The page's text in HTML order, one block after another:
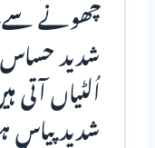
چھونے
شدید حساس
اُلٹیاں آتی
شدید پیاس